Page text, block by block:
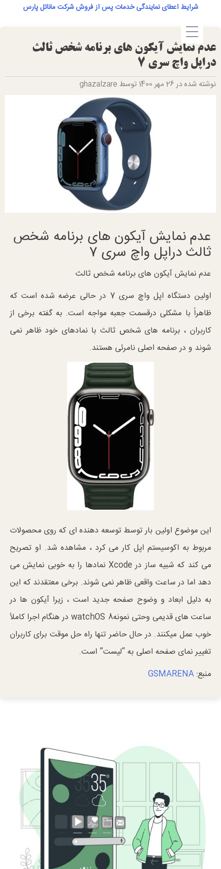
content
شرایط اعطای نمایندگی خدمات پس از فروش شرکت ماناتل پارس
عدم نمایش آیکون های برنامه شخص ثالث
دراپل واچ سری 7
نوشته شده در 26 مهر 1400 توسط ghazalzare
عدم نمایش آیکون های برنامه شخص
ثالث دراپل واچ سری 7
عدم نمایش آیکون های برنامه شخص ثالث
اولین دستگاه اپل واچ سری 7 در حالی عرضه شده است که
ظاهراً با مشکلی درقسمت جعبه مواجه است. به گفته برخی از
کاربران ، برنامه های شخص ثالث با نمادهای خود ظاهر نمی
شوند و در صفحه اصلی نامرئی هستند.
این موضوع اولین بار توسط توسعه دهنده ای که روی محصولات
مربوط به اکوسیستم اپل کار می کرد ، مشاهده شد. او تصریح
می کند که شبیه ساز در Xcode نمادها را به خوبی نمایش می
دهد اما در ساعت واقعی ظاهر نمی شوند. برخی معتقدند که این
به دلیل ابعاد و وضوح صفحه جدید است ، زیرا آیکون ها در
ساعت های قدیمی وحتی نمونهwatchOS 8 در هنگام اجرا کاملاً
خوب عمل میکنند. در حال حاضر تنها راه حل موقت برای کاربران
تغییر نمای صفحه اصلی به “لیست” است.
منبع:GSMARENA